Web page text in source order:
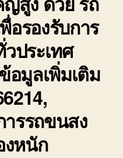
อรองรับการ
ประเทศ
อมูลเพิ่มเติม
ารรถขนสง
งหนัก